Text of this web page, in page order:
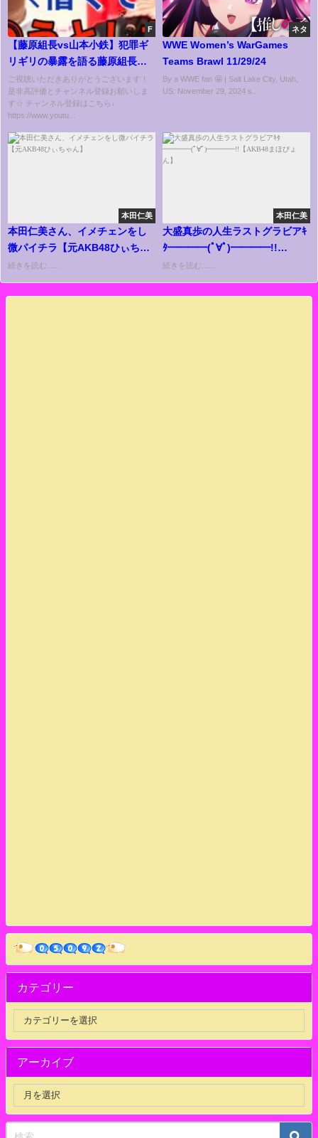
F
【藤原組長vs山本小鉄】犯罪ギ
リギリの暴露を語る藤原組長。
包丁で…【蝶野正洋】
ご視聴いただきありがとうございます！
是非高評価とチャンネル登録お願いしま
す☆ チャンネル登録はこちら↓
https://www.youtu...
ネタ
WWE Women’s WarGames
Teams Brawl 11/29/24
By a WWE fan 🤩 | Salt Lake City, Utah,
US: November 29, 2024 s...
本田仁美
本田仁美さん、イメチェンをし
微パイチラ【元AKB48ひぃちゃ
ん】
続きを読む......
本田仁美
大盛真歩の人生ラストグラビアｷ
ﾀ━━━━(ﾟ∀ﾟ)━━━━!!
【AKB48まほぴょん】
続きを読む......
カテゴリー
アーカイブ